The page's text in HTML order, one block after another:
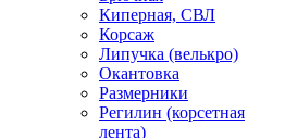
Киперная, СВЛ
Корсаж
Липучка (велькро)
Окантовка
Размерники
Регилин (корсетная
лента)